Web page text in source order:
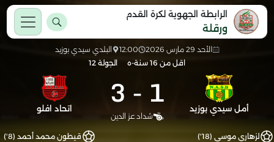
الرابطة الجهوية لكرة القدم
ورقلة
الأحد 29 مارس 2026 12:00
البلدي سيدي بوزيد
اقل من 16 سنة-ه
الجولة 12
أمل سيدي بوزيد 1
-
3
شداد عز الدين
اتحاد افلو
لزهاري موسى (18')
قيطون محمد أحمد (8')